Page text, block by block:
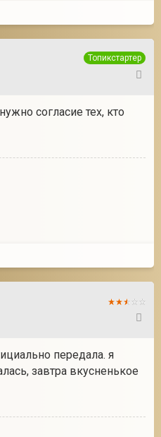
Топикстартер
согласие тех, кто
передала. я
завтра вкусненькое